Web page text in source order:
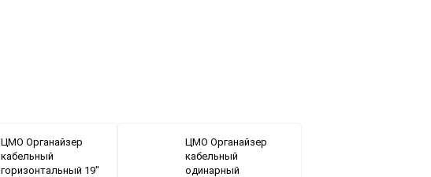
ЦМО Органайзер
кабельный
горизонтальный 19"
ЦМО Органайзер
кабельный
одинарный